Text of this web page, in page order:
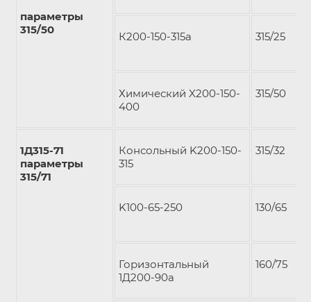
параметры
315/50
К200-150-315а 315/25
Химический X200-150-
400
315/50
1Д315-71
параметры
315/71
Консольный K200-150-
315
315/32
K100-65-250 130/65
Горизонтальный
1Д200-90а
160/75